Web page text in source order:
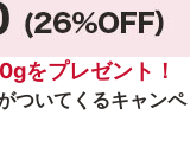
美容液
クリーム
をプレゼント！
ついてくるキャンペ